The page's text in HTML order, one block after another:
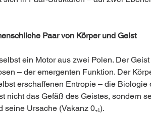
Paar von Körper und Geist
ein Motor aus zwei Polen. Der
– der emergenten Funktion. Der
erschaffenen Entropie – die Biologie
nicht das Gefäß des Geistes, sondern
Ursache (Vakanz 0₊₁).